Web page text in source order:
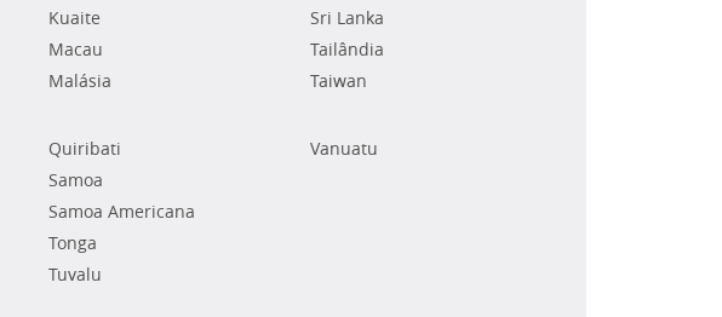
Kuaite
Macau
Malásia
Sri Lanka
Tailândia
Taiwan
Quiribati
Samoa
Samoa Americana
Tonga
Tuvalu
Vanuatu